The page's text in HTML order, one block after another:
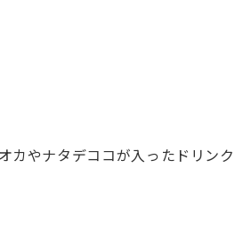
やナタデココが入ったドリン